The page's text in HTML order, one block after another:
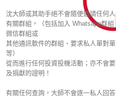
沈大師或其助手絕不會隨便邀請任何
有關群組，（包括加入 Whatsapp群組
微信群組或
其他通訊軟件的群組、要求私人單對
等）
從而進行任何投資投機活動；亦不會
及捐獻的證明！
有關任何查詢，大師不會逐一私人回答